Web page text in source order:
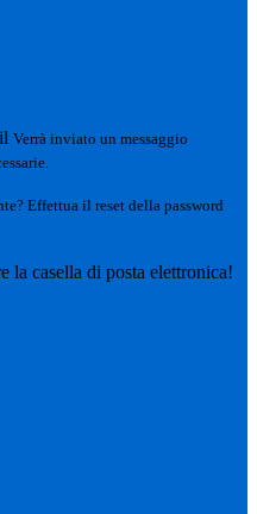
Verrà inviato un messaggio
Effettua il reset della password
la casella di posta elettronica!